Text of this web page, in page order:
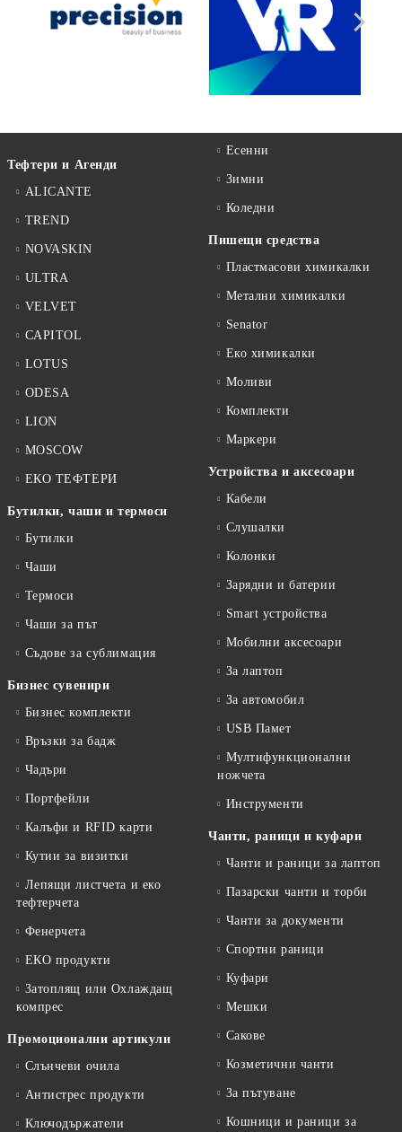
Тефтери и Агенди
ALICANTE
TREND
NOVASKIN
ULTRA
VELVET
CAPITOL
LOTUS
ODESA
LION
MOSCOW
ЕКО ТЕФТЕРИ
Бутилки, чаши и термоси
Бутилки
Чаши
Термоси
Чаши за път
Съдове за сублимация
Бизнес сувенири
Бизнес комплекти
Връзки за бадж
Чадъри
Портфейли
Калъфи и RFID карти
Кутии за визитки
Лепящи листчета и еко
тефтeрчета
Фенерчета
ЕКО продукти
Затоплящ или Охлаждащ
компрес
Промоционални артикули
Слънчеви очила
Антистрес продукти
Ключодържатели
Есенни
Зимни
Коледни
Пишещи средства
Пластмасови химикалки
Метални химикалки
Senator
Еко химикалки
Моливи
Комплекти
Маркери
Устройства и аксесоари
Кабели
Слушалки
Колонки
Зарядни и батерии
Smart устройства
Мобилни аксесоари
За лаптоп
За автомобил
USB Памет
Мултифункционални
ножчета
Инструменти
Чанти, раници и куфари
Чанти и раници за лаптоп
Пазарски чанти и торби
Чанти за документи
Спортни раници
Куфари
Мешки
Сакове
Козметични чанти
За пътуване
Кошници и раници за